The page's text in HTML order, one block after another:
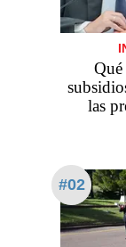
Qué
las
#02